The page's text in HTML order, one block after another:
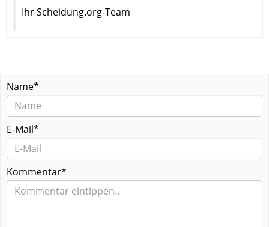
Ihr Scheidung.org-Team
Name*
E-Mail*
Kommentar*